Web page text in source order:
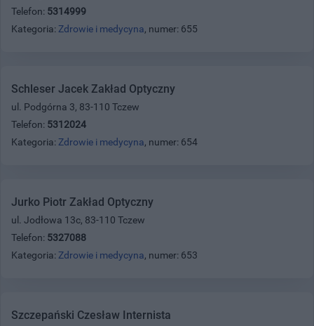
Telefon: 5314999
Kategoria: Zdrowie i medycyna, numer: 655
Schleser Jacek Zakład Optyczny
ul. Podgórna 3, 83-110 Tczew
Telefon: 5312024
Kategoria: Zdrowie i medycyna, numer: 654
Jurko Piotr Zakład Optyczny
ul. Jodłowa 13c, 83-110 Tczew
Telefon: 5327088
Kategoria: Zdrowie i medycyna, numer: 653
Szczepański Czesław Internista